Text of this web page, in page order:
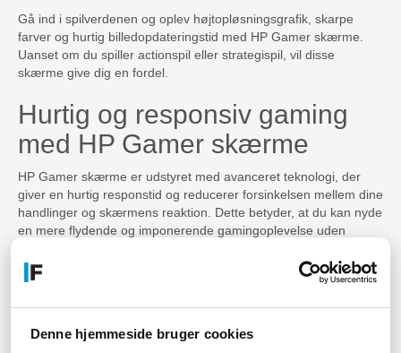
Denne hjemmeside bruger cookies
Gå ind i spilverdenen og oplev højtopløsningsgrafik, skarpe
farver og hurtig billedopdateringstid med HP Gamer skærme.
Uanset om du spiller actionspil eller strategispil, vil disse
skærme give dig en fordel.
Hurtig og responsiv gaming
med HP Gamer skærme
HP Gamer skærme er udstyret med avanceret teknologi, der
giver en hurtig responstid og reducerer forsinkelsen mellem dine
handlinger og skærmens reaktion. Dette betyder, at du kan nyde
en mere flydende og imponerende gamingoplevelse uden
Med HP Gamer skærme kan du opleve spillene, som de er ment
giver en mere realistisk visuel oplevelse, så du kan dykke ned i
spillets verden.